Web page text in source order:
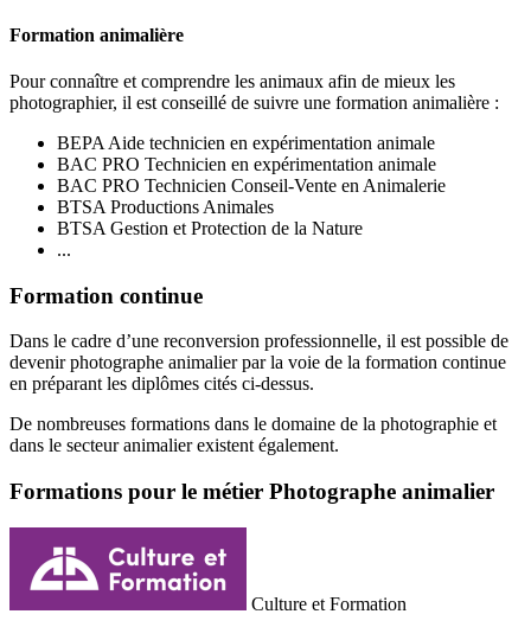
Formation animalière
Pour connaître et comprendre les animaux afin de mieux les
photographier, il est conseillé de suivre une formation animalière :
BEPA Aide technicien en expérimentation animale
BAC PRO Technicien en expérimentation animale
BAC PRO Technicien Conseil-Vente en Animalerie
BTSA Productions Animales
BTSA Gestion et Protection de la Nature
...
Formation continue
Dans le cadre d’une reconversion professionnelle, il est possible de
devenir photographe animalier par la voie de la formation continue
en préparant les diplômes cités ci-dessus.
De nombreuses formations dans le domaine de la photographie et
dans le secteur animalier existent également.
Formations pour le métier Photographe animalier
Culture et Formation